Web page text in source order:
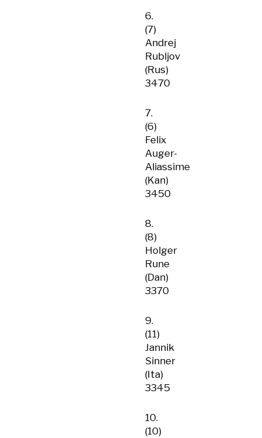
6.
(7)
Andrej
Rubljov
(Rus)
3470
7.
(6)
Felix
Auger-
Aliassime
(Kan)
3450
8.
(8)
Holger
Rune
(Dan)
3370
9.
(11)
Jannik
Sinner
(Ita)
3345
10.
(10)